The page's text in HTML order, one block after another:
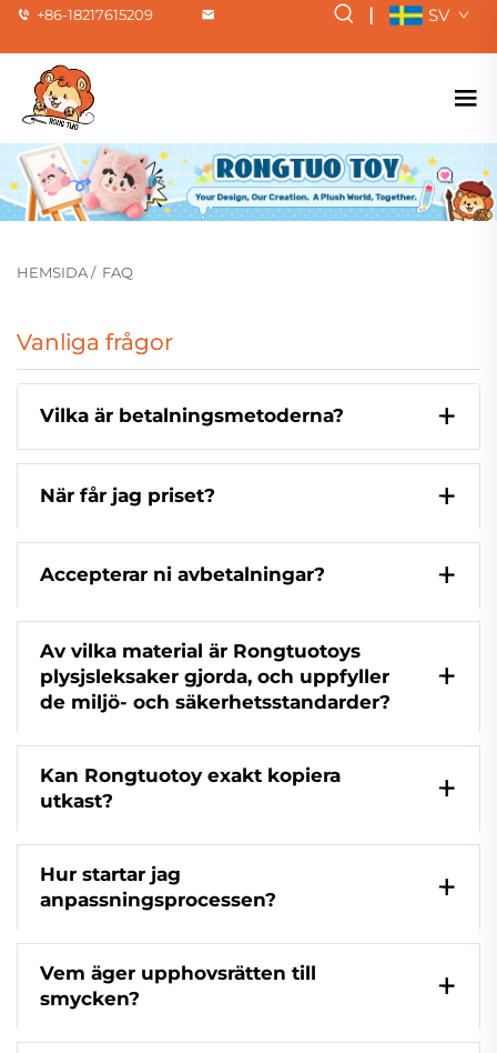
+86-18217615209 | SV
HEMSIDA/ FAQ
Vanliga frågor
Vilka är betalningsmetoderna?
När får jag priset?
Accepterar ni avbetalningar?
Av vilka material är Rongtuotoys
plysjsleksaker gjorda, och uppfyller
de miljö- och säkerhetsstandarder?
Kan Rongtuotoy exakt kopiera
utkast?
Hur startar jag
anpassningsprocessen?
Vem äger upphovsrätten till
smycken?